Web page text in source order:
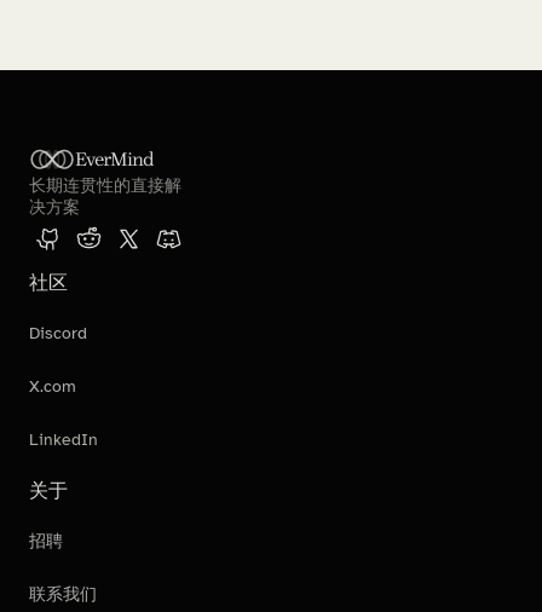
EverMind
长期连贯性的直接解
决方案
社区
Discord
X.com
LinkedIn
关于
招聘
联系我们